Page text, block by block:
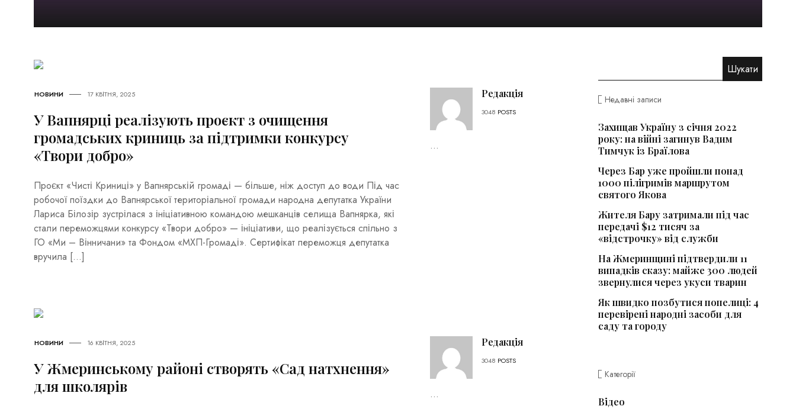
НОВИНИ 17 КВІТНЯ, 2025
У Вапнярці реалізують проєкт з очищення
громадських криниць за підтримки конкурсу
«Твори добро»
Проєкт «Чисті Криниці» у Вапнярській громаді — більше, ніж доступ до води Під час
робочої поїздки до Вапнярської територіальної громади народна депутатка України
Лариса Білозір зустрілася з ініціативною командою мешканців селища Вапнярка, які
стали переможцями конкурсу «Твори добро» — ініціативи, що реалізується спільно з
ГО «Ми – Вінничани» та Фондом «МХП-Громаді». Сертифікат переможця депутатка
вручила […]
Редакція
3048 POSTS
...
НОВИНИ 16 КВІТНЯ, 2025
У Жмеринському районі створять «Сад натхнення»
для школярів
Редакція
3048 POSTS
...
Недавні записи
Захищав Україну з січня 2022
року: на війні загинув Вадим
Тимчук із Браїлова
Через Бар уже пройшли понад
1000 пілігримів маршрутом
святого Якова
Жителя Бару затримали під час
передачі $12 тисяч за
«відстрочку» від служби
На Жмеринщині підтвердили 11
випадків сказу: майже 300 людей
звернулися через укуси тварин
Як швидко позбутися попелиці: 4
перевірені народні засоби для
саду та городу
Категорії
Відео